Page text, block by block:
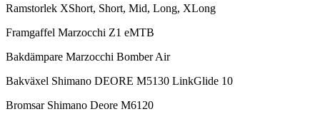
Ramstorlek XShort, Short, Mid, Long, XLong
Framgaffel Marzocchi Z1 eMTB
Bakdämpare Marzocchi Bomber Air
Bakväxel Shimano DEORE M5130 LinkGlide 10
Bromsar Shimano Deore M6120